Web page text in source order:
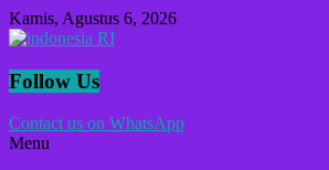
Lompat
ke
Kamis, Agustus 6, 2026
indonesia
Lugas
Follow Us
Contact us on WhatsApp
Menu